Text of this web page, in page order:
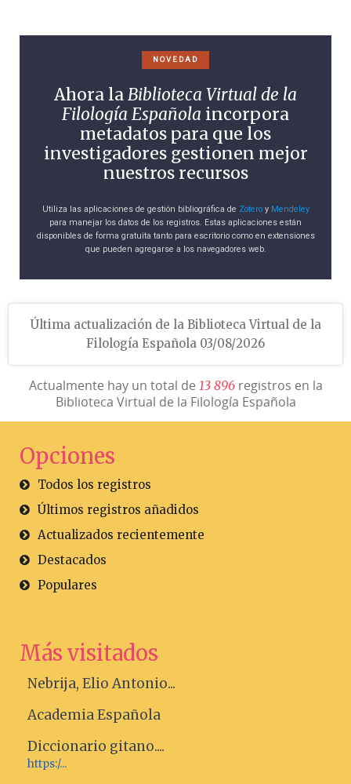
NOVEDAD
Ahora laBiblioteca Virtual de la
Filología Española incorpora
metadatos para que los
investigadores gestionen mejor
nuestros recursos
Utiliza las aplicaciones de gestión bibliográfica de Zoteroy Mendeley
para manejar los datos de los registros. Estas aplicaciones están
disponibles de forma gratuita tanto para escritorio como en extensiones
que pueden agregarse a los navegadores web.
Última actualización de la Biblioteca Virtual de la
Filología Española 03/08/2026
Actualmente hay un total de 13 896registros en la
Biblioteca Virtual de la Filología Española
Opciones
Todos los registros
Últimos registros añadidos
Actualizados recientemente
Destacados
Populares
Más visitados
Nebrija, Elio Antonio...
Academia Española
Diccionario gitano....
https:/...